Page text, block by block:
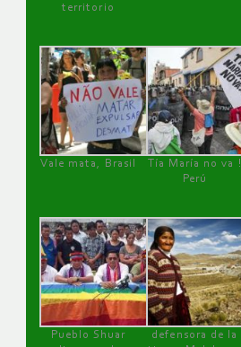
territorio
Vale mata, Brasil
Tía María no va !
Perú
Pueblo Shuar
defensora de la